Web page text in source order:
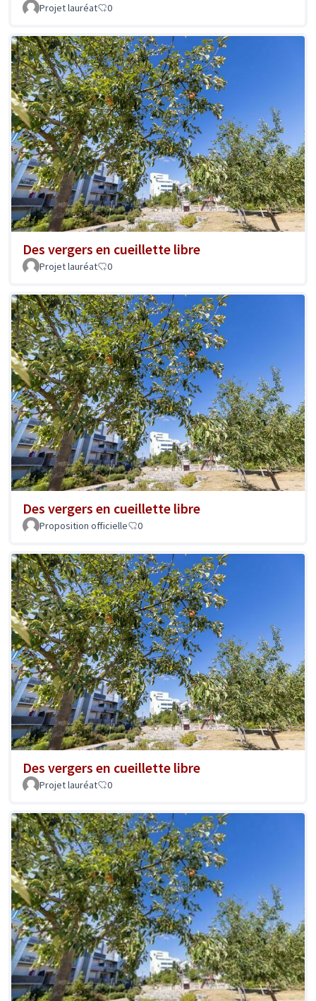
Projet lauréat 0
Des vergers en cueillette libre
Projet lauréat 0
Des vergers en cueillette libre
Proposition officielle 0
Des vergers en cueillette libre
Projet lauréat 0